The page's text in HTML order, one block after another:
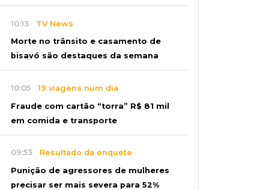
10:13 TV News
Morte no trânsito e casamento de
bisavó são destaques da semana
10:05 19 viagens num dia
Fraude com cartão “torra” R$ 81 mil
em comida e transporte
09:53 Resultado da enquete
Punição de agressores de mulheres
precisar ser mais severa para 52%